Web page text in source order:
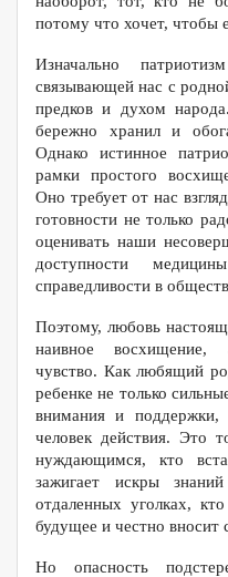
потому что хочет, чтобы
Изначально
связывающей нас с
предков и духом
бережно хранил и
Однако истинное
рамки простого
Оно требует от нас
готовности не только
оценивать наши
доступности
справедливости в
Поэтому, любовь
наивное восхищение,
чувство. Как любящий
ребенке не только
внимания и
человек действия. Это
нуждающимся, кто
зажигает искры
отдаленных уголках,
будущее и честно вносит
Но опасность